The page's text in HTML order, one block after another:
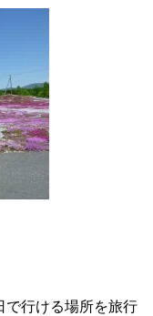
で行ける場所を旅行